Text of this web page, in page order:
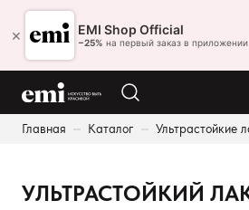
× EMI Shop Official
−25% на первый заказ в приложении
Главная Каталог Ультрастойкие
Ростов-на-Дону
8 (800) 550-86-95
Каталог
УЛЬТРАСТОЙКИЙ ЛАК